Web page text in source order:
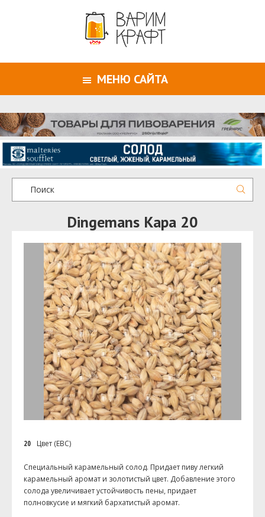
МЕНЮ САЙТА
Dingemans Кара 20
20 Цвет (EBC)
Специальный карамельный солод. Придает пиву легкий
карамельный аромат и золотистый цвет. Добавление этого
солода увеличивает устойчивость пены, придает
полновкусие и мягкий бархатистый аромат.